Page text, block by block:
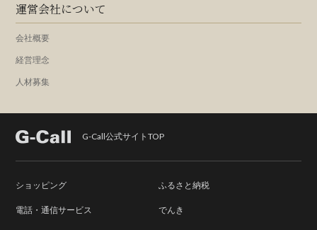
運営会社について
会社概要
経営理念
人材募集
G-Call公式サイトTOP
ショッピング ふるさと納税
電話・通信サービス でんき